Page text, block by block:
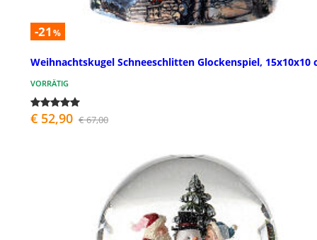
-21 %
Weihnachtskugel Schneeschlitten Glockenspiel, 15x10x10
VORRÄTIG
€ 52,90 € 67,00